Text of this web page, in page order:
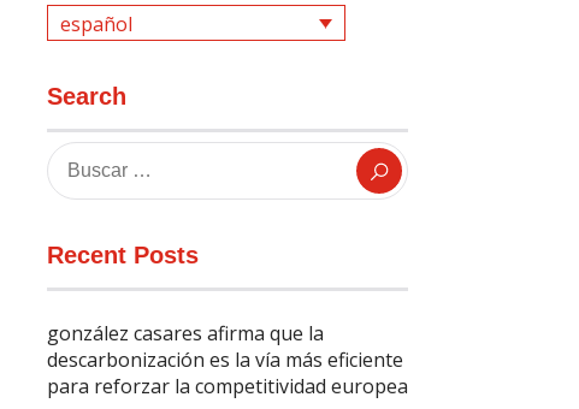
español
Search
Recent Posts
gonzález casares afirma que la
descarbonización es la vía más eficiente
para reforzar la competitividad europea